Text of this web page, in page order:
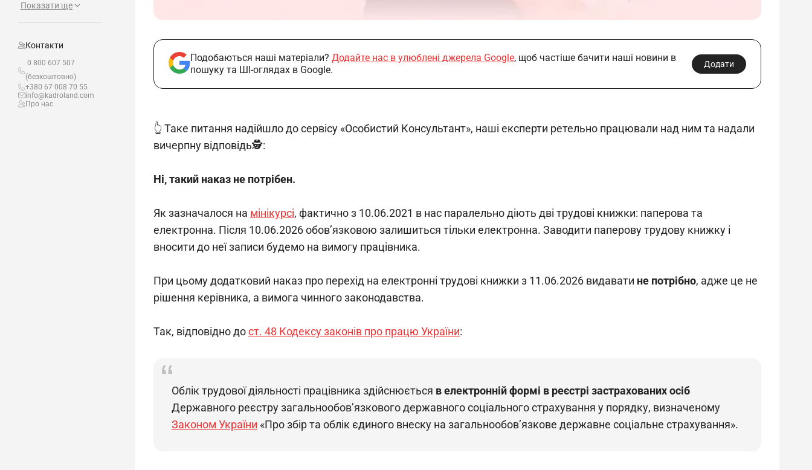
Показати ще
Контакти
0 800 607 507
(безкоштовно)
+380 67 008 70 55
info@kadroland.com
Про нас
Подобаються наші матеріали? Додайте нас в улюблені джерела Google, щоб частіше бачити наші новини в
пошуку та ШІ-оглядах в Google.
Додати
👆 Таке питання надійшло до сервісу «Особистий Консультант», наші експерти ретельно працювали над ним та надали
вичерпну відповідь🕵️:
Ні, такий наказ не потрібен.
Як зазначалося на мінікурсі, фактично з 10.06.2021 в нас паралельно діють дві трудові книжки: паперова та
електронна. Після 10.06.2026 обов’язковою залишиться тільки електронна. Заводити паперову трудову книжку і
вносити до неї записи будемо на вимогу працівника.
При цьому додатковий наказ про перехід на електронні трудові книжки з 11.06.2026 видавати не потрібно, адже це не
рішення керівника, а вимога чинного законодавства.
Так, відповідно до ст. 48 Кодексу законів про працю України:
Облік трудової діяльності працівника здійснюється в електронній формі в реєстрі застрахованих осіб
Державного реєстру загальнообов’язкового державного соціального страхування у порядку, визначеному
Законом України «Про збір та облік єдиного внеску на загальнообов’язкове державне соціальне страхування».